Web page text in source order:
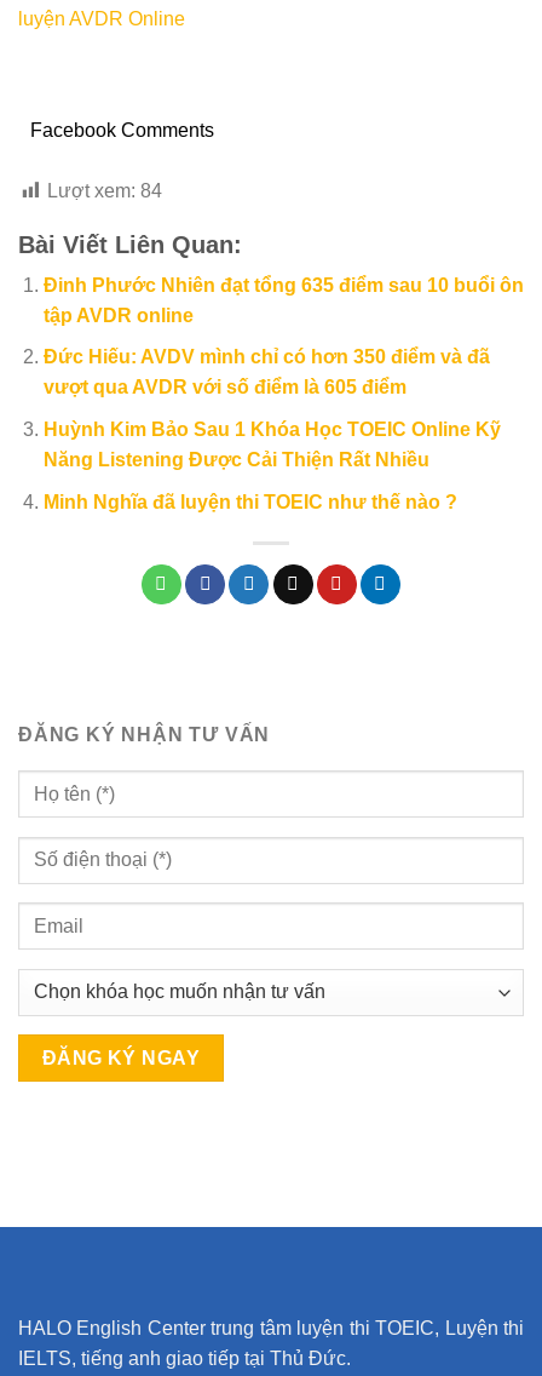
Facebook Comments
Lượt xem: 84
Bài Viết Liên Quan:
Đinh Phước Nhiên đạt tổng 635 điểm sau 10 buổi ôn
tập AVDR online
Đức Hiếu: AVDV mình chỉ có hơn 350 điểm và đã
vượt qua AVDR với số điểm là 605 điểm
Huỳnh Kim Bảo Sau 1 Khóa Học TOEIC Online Kỹ
Năng Listening Được Cải Thiện Rất Nhiều
Minh Nghĩa đã luyện thi TOEIC như thế nào ?
ĐĂNG KÝ NHẬN TƯ VẤN
HALO English Center trung tâm luyện thi TOEIC, Luyện thi
IELTS, tiếng anh giao tiếp tại Thủ Đức.